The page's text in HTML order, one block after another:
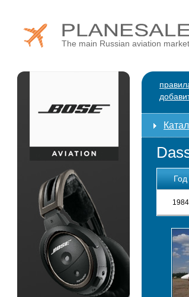
The main Russian aviation
Год
1984